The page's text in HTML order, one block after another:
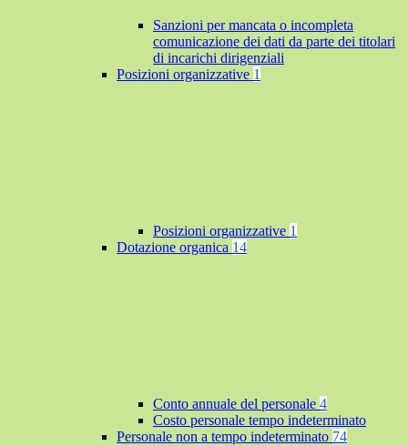
Sanzioni per mancata o incompleta
comunicazione dei dati da parte dei titolari
di incarichi dirigenziali
Posizioni organizzative 1
Posizioni organizzative 1
Dotazione organica 14
Conto annuale del personale 4
Costo personale tempo indeterminato
Personale non a tempo indeterminato 74